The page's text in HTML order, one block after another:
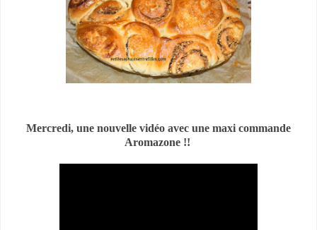
Mercredi, une nouvelle vidéo avec une maxi commande
Aromazone !!